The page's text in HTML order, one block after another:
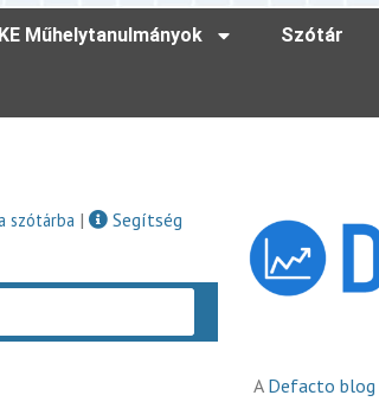
Műhelytanulmányok Szótár
szótárba |
Segítség
A Defacto blog